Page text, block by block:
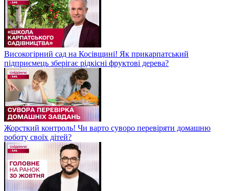
Високогірний сад на Косівщині! Як прикарпатський
підприємець зберігає рідкісні фруктові дерева?
Жорсткий контроль! Чи варто суворо перевіряти домашню
роботу своїх дітей?